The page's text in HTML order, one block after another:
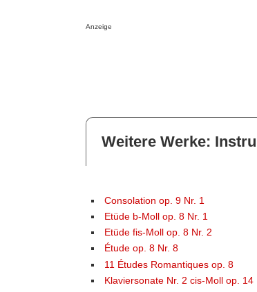
Anzeige
Weitere Werke:
Consolation op. 9 Nr. 1
Etüde b-Moll op. 8 Nr. 1
Etüde fis-Moll op. 8 Nr. 2
Étude op. 8 Nr. 8
11 Études Romantiques op. 8
Klaviersonate Nr. 2 cis-Moll op. 14